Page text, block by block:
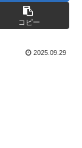
コピー
2025.09.29